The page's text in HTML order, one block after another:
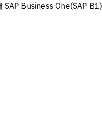
SAP Business One(SAP B1)